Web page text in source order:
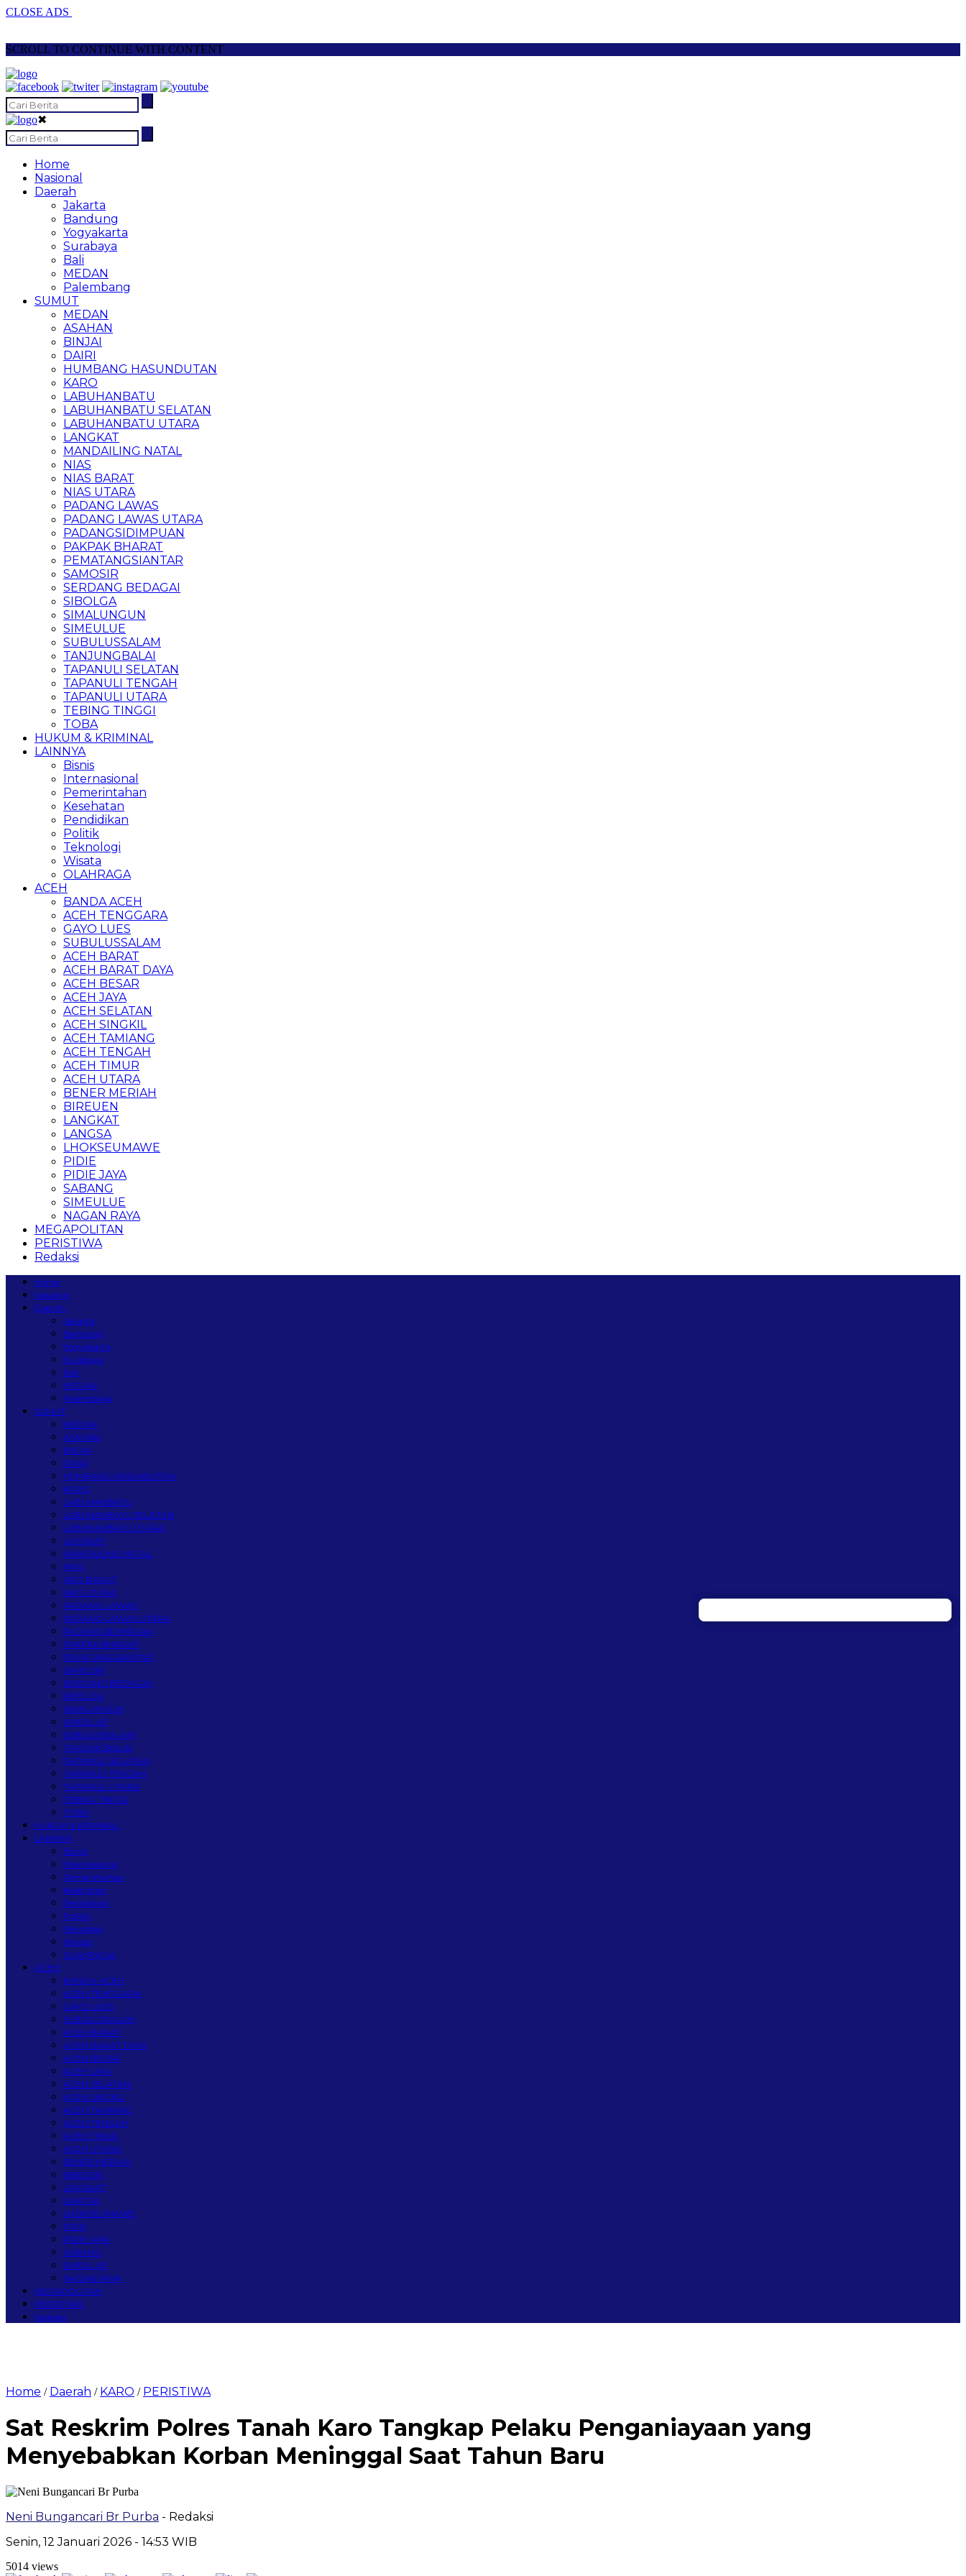
CLOSE ADS
SCROLL TO CONTINUE WITH CONTENT
✖
Home
Nasional
Daerah
Jakarta
Bandung
Yogyakarta
Surabaya
Bali
MEDAN
Palembang
SUMUT
MEDAN
ASAHAN
BINJAI
DAIRI
HUMBANG HASUNDUTAN
KARO
LABUHANBATU
LABUHANBATU SELATAN
LABUHANBATU UTARA
LANGKAT
MANDAILING NATAL
NIAS
NIAS BARAT
NIAS UTARA
PADANG LAWAS
PADANG LAWAS UTARA
PADANGSIDIMPUAN
PAKPAK BHARAT
PEMATANGSIANTAR
SAMOSIR
SERDANG BEDAGAI
SIBOLGA
SIMALUNGUN
SIMEULUE
SUBULUSSALAM
TANJUNGBALAI
TAPANULI SELATAN
TAPANULI TENGAH
TAPANULI UTARA
TEBING TINGGI
TOBA
HUKUM & KRIMINAL
LAINNYA
Bisnis
Internasional
Pemerintahan
Kesehatan
Pendidikan
Politik
Teknologi
Wisata
OLAHRAGA
ACEH
BANDA ACEH
ACEH TENGGARA
GAYO LUES
SUBULUSSALAM
ACEH BARAT
ACEH BARAT DAYA
ACEH BESAR
ACEH JAYA
ACEH SELATAN
ACEH SINGKIL
ACEH TAMIANG
ACEH TENGAH
ACEH TIMUR
ACEH UTARA
BENER MERIAH
BIREUEN
LANGKAT
LANGSA
LHOKSEUMAWE
PIDIE
PIDIE JAYA
SABANG
SIMEULUE
NAGAN RAYA
MEGAPOLITAN
PERISTIWA
Redaksi
Home
Nasional
Daerah
Jakarta
Bandung
Yogyakarta
Surabaya
Bali
MEDAN
Palembang
SUMUT
MEDAN
ASAHAN
BINJAI
DAIRI
HUMBANG HASUNDUTAN
KARO
LABUHANBATU
LABUHANBATU SELATAN
LABUHANBATU UTARA
LANGKAT
MANDAILING NATAL
NIAS
NIAS BARAT
NIAS UTARA
PADANG LAWAS
PADANG LAWAS UTARA
PADANGSIDIMPUAN
PAKPAK BHARAT
PEMATANGSIANTAR
SAMOSIR
SERDANG BEDAGAI
SIBOLGA
SIMALUNGUN
SIMEULUE
SUBULUSSALAM
TANJUNGBALAI
TAPANULI SELATAN
TAPANULI TENGAH
TAPANULI UTARA
TEBING TINGGI
TOBA
HUKUM & KRIMINAL
LAINNYA
Bisnis
Internasional
Pemerintahan
Kesehatan
Pendidikan
Politik
Teknologi
Wisata
OLAHRAGA
ACEH
BANDA ACEH
ACEH TENGGARA
GAYO LUES
SUBULUSSALAM
ACEH BARAT
ACEH BARAT DAYA
ACEH BESAR
ACEH JAYA
ACEH SELATAN
ACEH SINGKIL
ACEH TAMIANG
ACEH TENGAH
ACEH TIMUR
ACEH UTARA
BENER MERIAH
BIREUEN
LANGKAT
LANGSA
LHOKSEUMAWE
PIDIE
PIDIE JAYA
SABANG
SIMEULUE
NAGAN RAYA
MEGAPOLITAN
PERISTIWA
Redaksi
Home / Daerah / KARO / PERISTIWA
Sat Reskrim Polres Tanah Karo Tangkap Pelaku Penganiayaan yang
Menyebabkan Korban Meninggal Saat Tahun Baru
Neni Bungancari Br Purba - Redaksi
Senin, 12 Januari 2026 - 14:53 WIB
5014 views